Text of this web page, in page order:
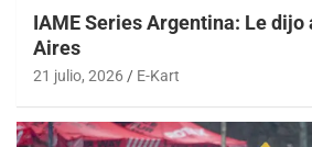
IAME Series Argentina: Le dijo
Aires
21 julio, 2026 E-Kart